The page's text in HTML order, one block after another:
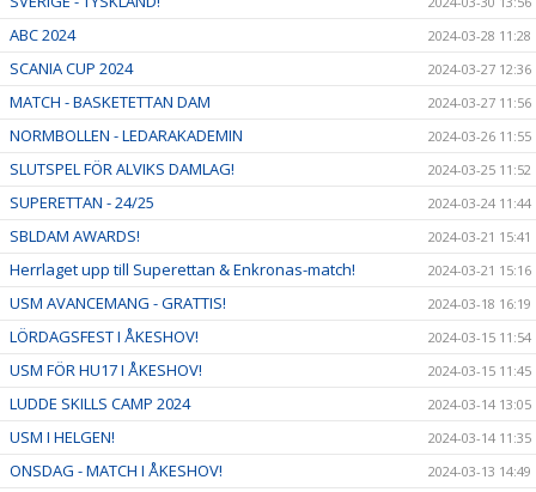
ABC 2024 2024-03-28 11:28
SCANIA CUP 2024 2024-03-27 12:36
MATCH - BASKETETTAN DAM 2024-03-27 11:56
NORMBOLLEN - LEDARAKADEMIN 2024-03-26 11:55
SLUTSPEL FÖR ALVIKS DAMLAG! 2024-03-25 11:52
SUPERETTAN - 24/25 2024-03-24 11:44
SBLDAM AWARDS! 2024-03-21 15:41
Herrlaget upp till Superettan & Enkronas-match! 2024-03-21 15:16
USM AVANCEMANG - GRATTIS! 2024-03-18 16:19
LÖRDAGSFEST I ÅKESHOV! 2024-03-15 11:54
USM FÖR HU17 I ÅKESHOV! 2024-03-15 11:45
LUDDE SKILLS CAMP 2024 2024-03-14 13:05
USM I HELGEN! 2024-03-14 11:35
ONSDAG - MATCH I ÅKESHOV! 2024-03-13 14:49